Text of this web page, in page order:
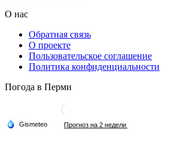
О нас
Обратная связь
О проекте
Пользовательское соглашение
Политика конфиденциальности
Погода в Перми